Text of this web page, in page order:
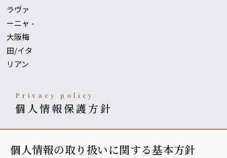
privacy policy
個人情報保護方針
個人情報の取り扱いに関する基本方針